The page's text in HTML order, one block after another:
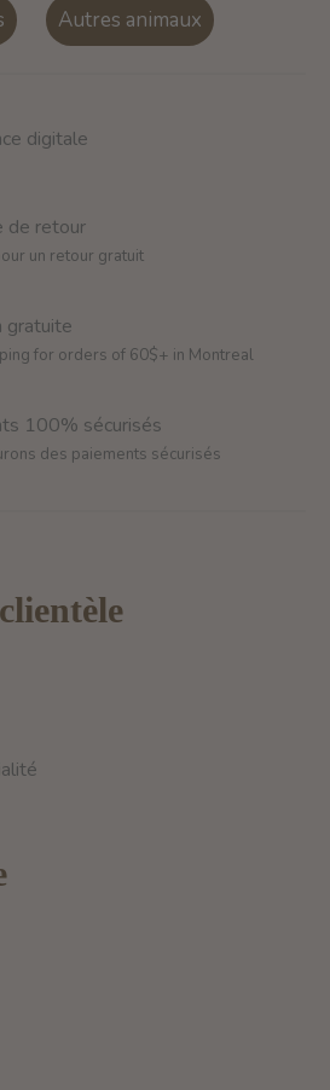
Autres animaux
digitale
de retour
un retour gratuit
gratuite
for orders of 60$+ in Montreal
100% sécurisés
des paiements sécurisés